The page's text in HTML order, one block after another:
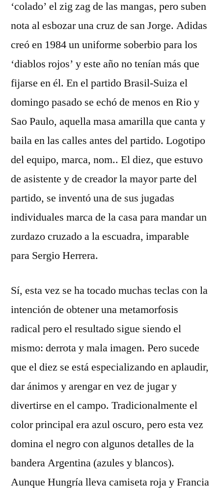
‘colado’ el zig zag de las mangas, pero suben
nota al esbozar una cruz de san Jorge. Adidas
creó en 1984 un uniforme soberbio para los
‘diablos rojos’ y este año no tenían más que
fijarse en él. En el partido Brasil-Suiza el
domingo pasado se echó de menos en Rio y
Sao Paulo, aquella masa amarilla que canta y
baila en las calles antes del partido. Logotipo
del equipo, marca, nom.. El diez, que estuvo
de asistente y de creador la mayor parte del
partido, se inventó una de sus jugadas
individuales marca de la casa para mandar un
zurdazo cruzado a la escuadra, imparable
para Sergio Herrera.
Sí, esta vez se ha tocado muchas teclas con la
intención de obtener una metamorfosis
radical pero el resultado sigue siendo el
mismo: derrota y mala imagen. Pero sucede
que el diez se está especializando en aplaudir,
dar ánimos y arengar en vez de jugar y
divertirse en el campo. Tradicionalmente el
color principal era azul oscuro, pero esta vez
domina el negro con algunos detalles de la
bandera Argentina (azules y blancos).
Aunque Hungría lleva camiseta roja y Francia